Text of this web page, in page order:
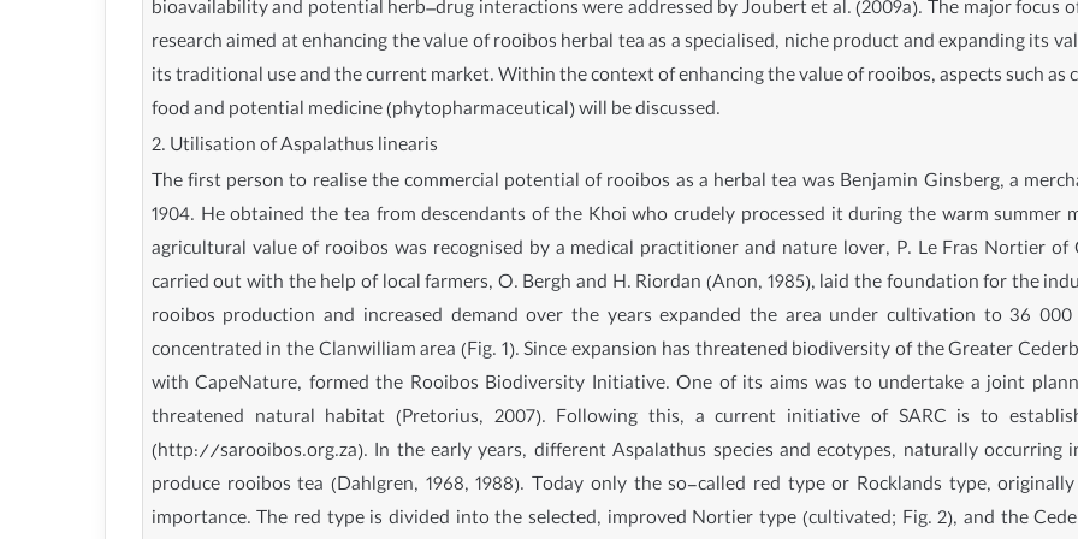
bioavailability and potential herb–drug interactions were addressed by Joubert et al. (2009a). The major focus
research aimed at enhancing the value of rooibos herbal tea as a specialised, niche product and expanding its
its traditional use and the current market. Within the context of enhancing the value of rooibos, aspects such
food and potential medicine (phytopharmaceutical) will be discussed.
2. Utilisation of Aspalathus linearis
The first person to realise the commercial potential of rooibos as a herbal tea was Benjamin Ginsberg, a
1904. He obtained the tea from descendants of the Khoi who crudely processed it during the warm
agricultural value of rooibos was recognised by a medical practitioner and nature lover, P. Le Fras Nortier
carried out with the help of local farmers, O. Bergh and H. Riordan (Anon, 1985), laid the foundation for the
rooibos production and increased demand over the years expanded the area under cultivation to 36
concentrated in the Clanwilliam area (Fig. 1). Since expansion has threatened biodiversity of the Greater
with CapeNature, formed the Rooibos Biodiversity Initiative. One of its aims was to undertake a joint
threatened natural habitat (Pretorius, 2007). Following this, a current initiative of SARC is to
(http://sarooibos.org.za). In the early years, different Aspalathus species and ecotypes, naturally occurring
produce rooibos tea (Dahlgren, 1968, 1988). Today only the so-called red type or Rocklands type,
importance. The red type is divided into the selected, improved Nortier type (cultivated; Fig. 2), and the